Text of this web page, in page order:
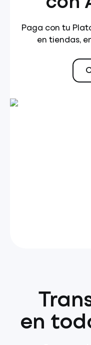
Paga con tu
en tiendas,
en